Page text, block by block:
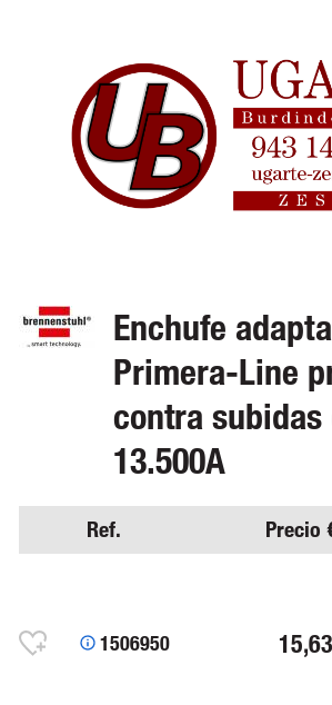
Enchufe
Primera-Line
contra
13.500A
Ref. Precio
1506950 15,63